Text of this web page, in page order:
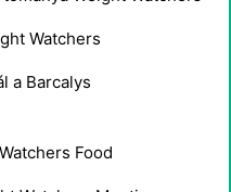
Watchers
a Barcalys
Food